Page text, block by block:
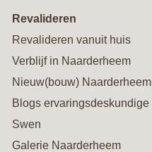
Revalideren
Revalideren vanuit huis
Verblijf in Naarderheem
Nieuw(bouw) Naarderheem
Blogs ervaringsdeskundige
Swen
Galerie Naarderheem